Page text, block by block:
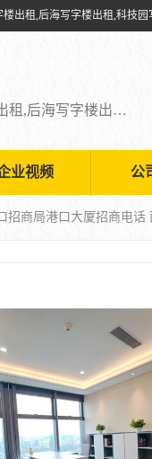
福田写字楼出租,福田中心区写字楼出租,后海写字楼出租,科技园写字楼出租,南山写字楼出租,前海写字楼出租,宝安中心写字楼出租
业视频 公
招商局港口大厦招商电话